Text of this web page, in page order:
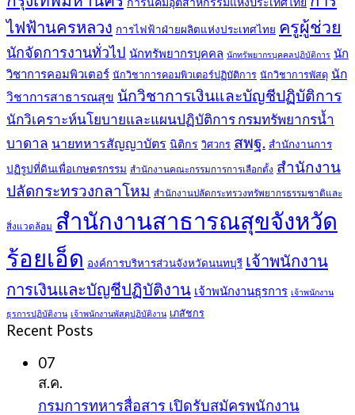
ไฟฟ้านครหลวง การไฟฟ้าฝ่ายผลิตแห่งประเทศไทย ครูผู้ช่วย
นักจัดการงานทั่วไป นักทรัพยากรบุคคล นักทรัพยากรบุคคลปฏิบัติการ นัก
วิชาการคอมพิวเตอร์ นักวิชาการคอมพิวเตอร์ปฏิบัติการ นักวิชาการพัสดุ นัก
วิชาการสาธารณสุข นักวิชาการเงินและบัญชีปฏิบัติการ
นักวิเคราะห์นโยบายและแผนปฏิบัติการ กรมทรัพยากรน้ำ
บาดาล นายทหารสัญญาบัตร นิติกร วิศวกร สพฐ. สำนักงานการ
ปฏิรูปที่ดินเพื่อเกษตรกรรม สำนักงานคณะกรรมการการเลือกตั้ง สำนักงาน
ปลัดกระทรวงกลาโหม สำนักงานปลัดกระทรวงทรัพยากรธรรมชาติและ
สิ่งแวดล้อม สำนักงานสาธารณสุขจังหวัด
ร้อยเอ็ด องค์การบริหารส่วนจังหวัดนนทบุรี เจ้าพนักงาน
การเงินและบัญชีปฏิบัติงาน เจ้าพนักงานธุรการ เจ้าพนักงาน
ธุรการปฏิบัติงาน เจ้าพนักงานพัสดุปฏิบัติงาน เภสัชกร
Recent Posts
07
ส.ค.
กรมการทหารสื่อสาร เปิดรับสมัครพนักงาน